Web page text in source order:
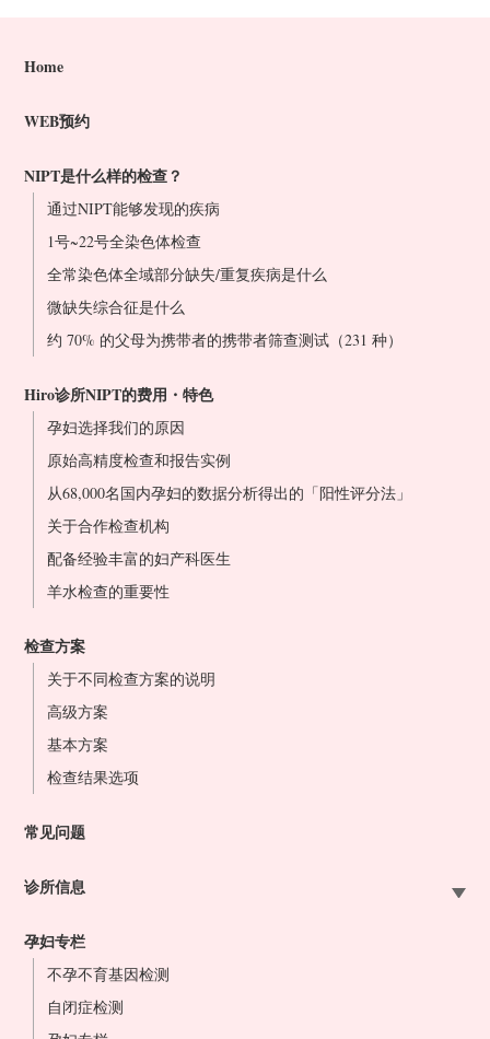
Home
WEB预约
NIPT是什么样的检查？
通过NIPT能够发现的疾病
1号~22号全染色体检查
全常染色体全域部分缺失/重复疾病是什么
微缺失综合征是什么
约 70% 的父母为携带者的携带者筛查测试（231 种）
Hiro诊所NIPT的费用・特色
孕妇选择我们的原因
原始高精度检查和报告实例
从68,000名国内孕妇的数据分析得出的「阳性评分法」
关于合作检查机构
配备经验丰富的妇产科医生
羊水检查的重要性
检查方案
关于不同检查方案的说明
高级方案
基本方案
检查结果选项
常见问题
诊所信息
大宫站前院
东京站前院
横滨站前院
孕妇专栏
不孕不育基因检测
自闭症检测